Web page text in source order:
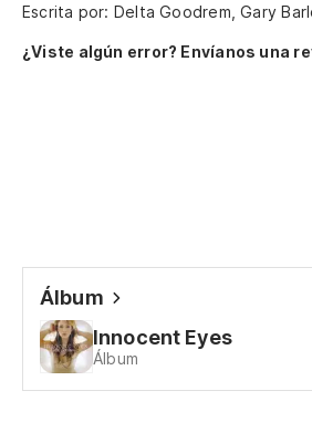
Escrita por: Delta Goodrem, Gary
¿Viste algún error? Envíanos una
Álbum
Innocent Eyes
Álbum